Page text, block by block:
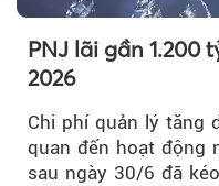
PNJ lãi gần 1.200
2026
Chi phí quản lý tăng
quan đến hoạt động
sau ngày 30/6 đã